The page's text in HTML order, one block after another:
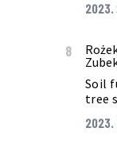
2023.
8
Soil
tree
2023.